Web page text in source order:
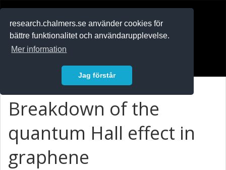
research.chalmers.se använder cookies för
bättre funktionalitet och användarupplevelse.
Mer information
Jag förstår
Breakdown of the
quantum Hall effect in
graphene